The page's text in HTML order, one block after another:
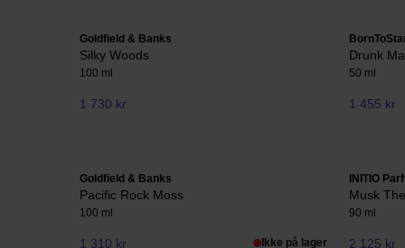
Goldfield & Banks
Silky Woods
100 ml
1 730 kr
Drunk
50 ml
1 455 kr
Goldfield & Banks
Pacific Rock Moss
100 ml
1 310 kr Ikke på lager
INITIO
Musk
90 ml
2 125 kr